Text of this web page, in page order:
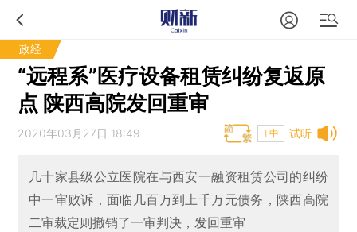
政经
“远程系”医疗设备租赁纠纷复返原
点 陕西高院发回重审
试听
2020年03月27日 18:49 T中
几十家县级公立医院在与西安一融资租赁公司的纠纷
中一审败诉，面临几百万到上千万元债务，陕西高院
二审裁定则撤销了一审判决，发回重审